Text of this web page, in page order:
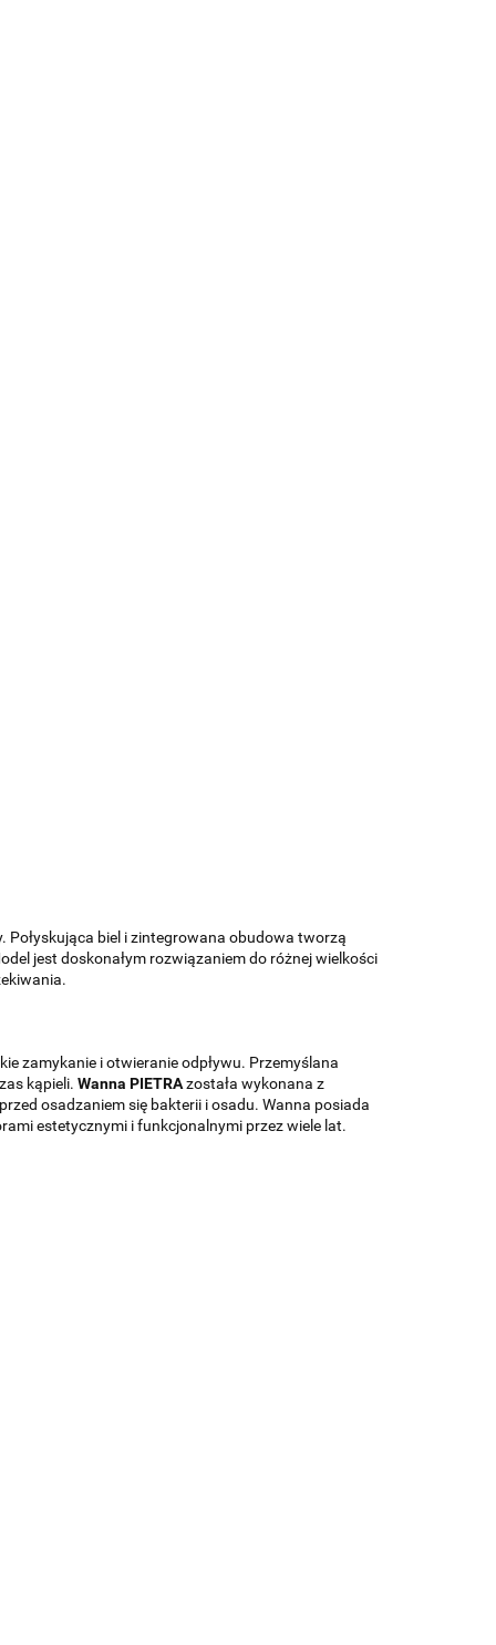
Połyskująca biel i zintegrowana obudowa tworzą
jest doskonałym rozwiązaniem do różnej wielkości
zamykanie i otwieranie odpływu. Przemyślana
kąpieli. Wanna PIETRAzostała wykonana z
osadzaniem się bakterii i osadu. Wanna posiada
estetycznymi i funkcjonalnymi przez wiele lat.